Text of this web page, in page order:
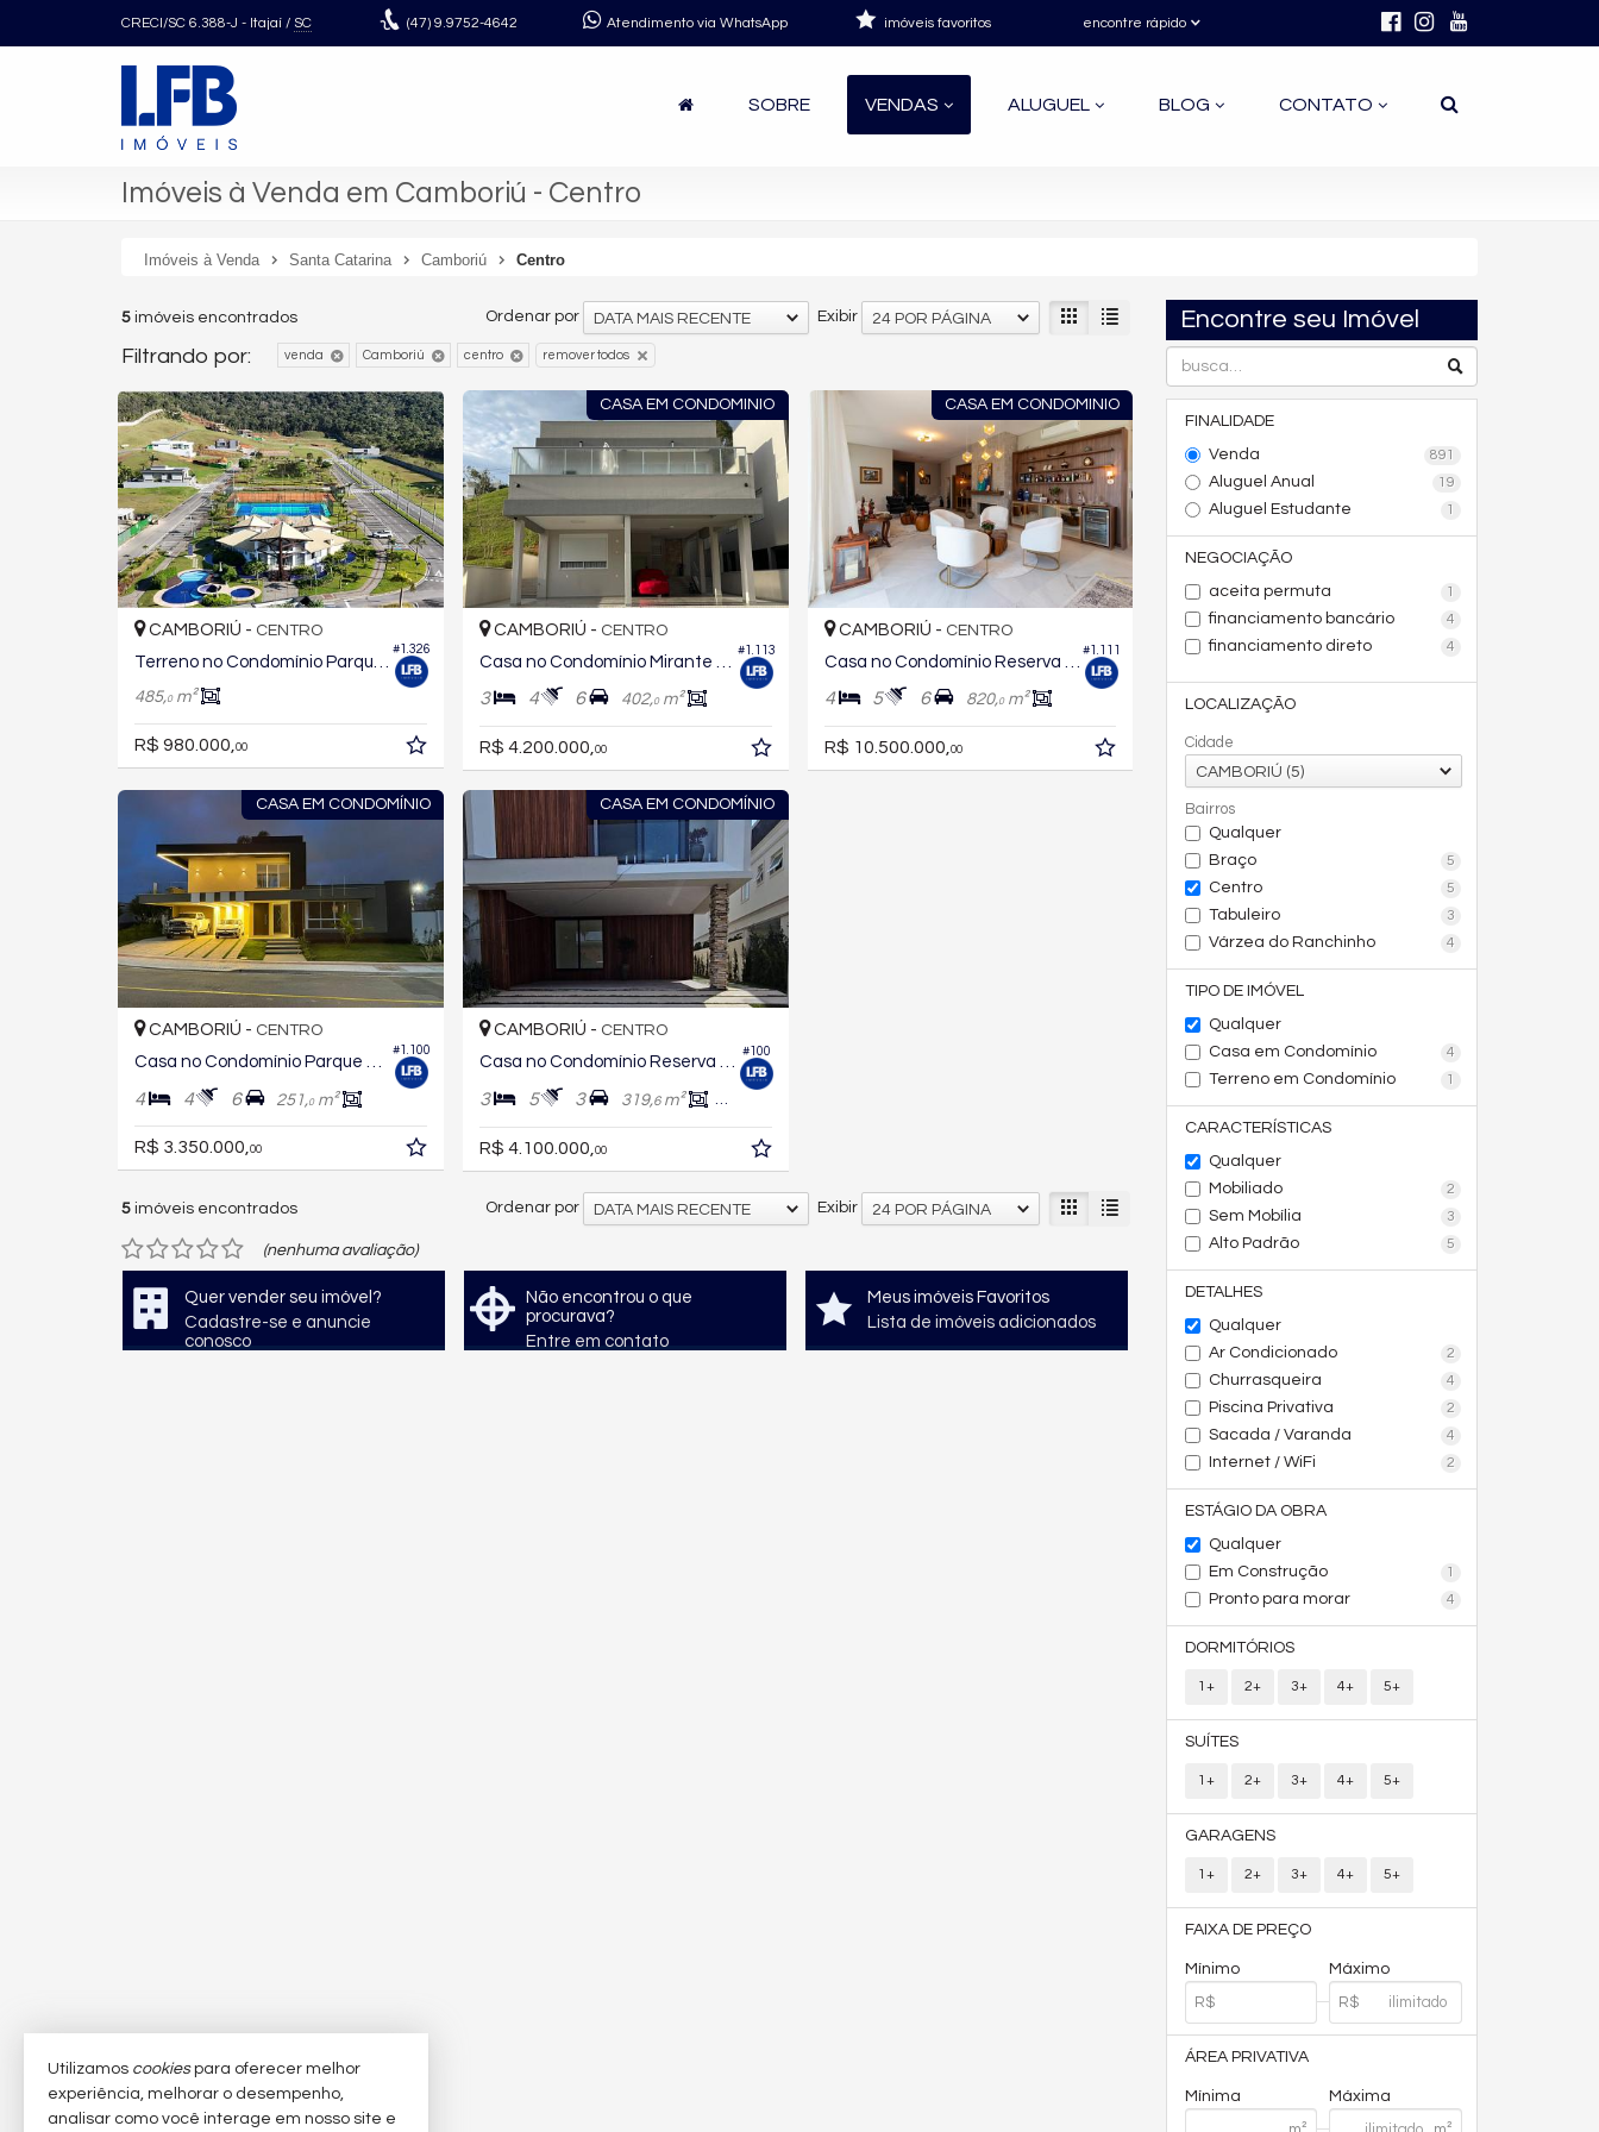
CRECI/SC 6.388-J - Itajaí / SC (47) 9.9752-4642 Atendimento via WhatsApp encontre rápido
imóveis favoritos
SOBRE VENDAS ALUGUEL BLOG CONTATO
Imóveis à Venda em Camboriú - Centro
Imóveis à Venda Santa Catarina Camboriú Centro
Encontre seu Imóvel
FINALIDADE
Venda
891
Aluguel Anual 19
Aluguel Estudante 1
NEGOCIAÇÃO
aceita permuta
1
financiamento bancário 4
financiamento direto 4
LOCALIZAÇÃO
Cidade
CAMBORIÚ (5)
Bairros
Qualquer
Braço
5
Centro 5
Tabuleiro 3
Várzea do Ranchinho 4
TIPO DE IMÓVEL
Qualquer
Casa em Condomínio
4
Terreno em Condomínio 1
CARACTERÍSTICAS
Qualquer
Mobiliado
2
Sem Mobília 3
Alto Padrão 5
DETALHES
Qualquer
Ar Condicionado
2
Churrasqueira 4
Piscina Privativa 2
Sacada / Varanda 4
Internet / WiFi 2
ESTÁGIO DA OBRA
Qualquer
Em Construção
1
Pronto para morar 4
DORMITÓRIOS
1+ 2+ 3+ 4+ 5+
SUÍTES
1+ 2+ 3+ 4+ 5+
GARAGENS
1+ 2+ 3+ 4+ 5+
FAIXA DE PREÇO
Mínimo Máximo
ÁREA PRIVATIVA
Mínima Máxima
5 imóveis encontrados Exibir 24 POR PÁGINA
Ordenar por DATA MAIS RECENTE
Filtrando por: venda Camboriú centro remover todos
#1.326
CAMBORIÚ - CENTRO
485,0m²
R$ 980.000, 00
CASA EM CONDOMINIO
#1.113
CAMBORIÚ - CENTRO
3 4 6 402,0m²
R$ 4.200.000, 00
CASA EM CONDOMINIO
#1.111
CAMBORIÚ - CENTRO
4 5 6 820,0m²
R$ 10.500.000, 00
CASA EM CONDOMÍNIO
#1.100
CAMBORIÚ - CENTRO
Casa no Condomínio Parque do Lago
4 4 6 251,0m²
R$ 3.350.000,00
CASA EM CONDOMÍNIO
#100
CAMBORIÚ - CENTRO
Casa no Condomínio Reserva Camboriú
3 5 3 319,6m² 294,
R$ 4.100.000,00
5 imóveis encontrados Exibir 24 POR PÁGINA
Ordenar por DATA MAIS RECENTE
(nenhuma avaliação)
Quer vender seu imóvel?
Cadastre-se e anuncie
conosco
Não encontrou o que
procurava?
Entre em contato
Meus imóveis Favoritos
Lista de imóveis adicionados
Utilizamos cookiespara oferecer melhor
experiência, melhorar o desempenho,
analisar como você interage em nosso site e